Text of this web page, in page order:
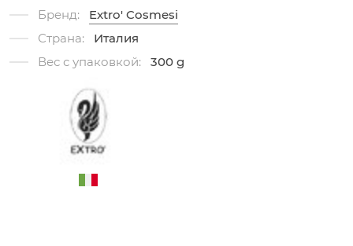
Бренд:
Extro' Cosmesi
Страна:
Италия
Вес с упаковкой:
300 g